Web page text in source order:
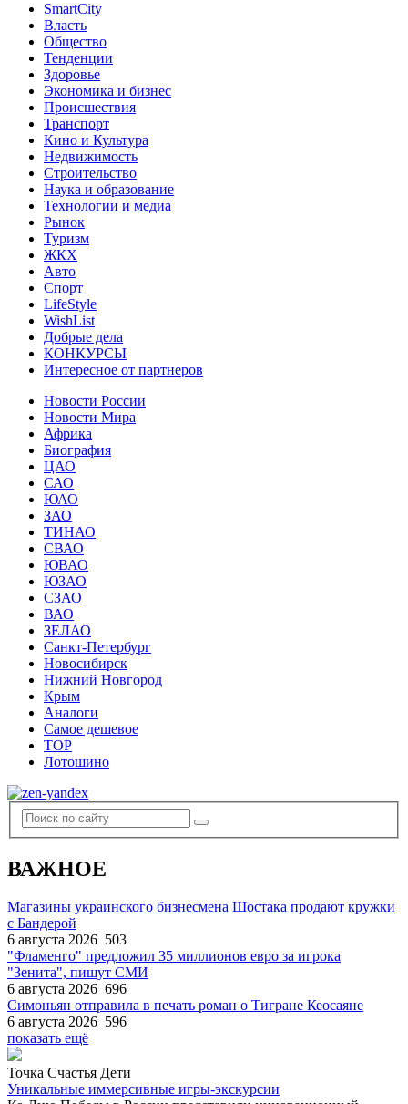
SmartCity
Власть
Общество
Тенденции
Здоровье
Экономика и бизнес
Происшествия
Транспорт
Кино и Культура
Недвижимость
Строительство
Наука и образование
Технологии и медиа
Рынок
Туризм
ЖКХ
Авто
Спорт
LifeStyle
WishList
Добрые дела
КОНКУРСЫ
Интересное от партнеров
Новости России
Новости Мира
Африка
Биография
ЦАО
САО
ЮАО
ЗАО
ТИНАО
СВАО
ЮВАО
ЮЗАО
СЗАО
ВАО
ЗЕЛАО
Санкт-Петербург
Новосибирск
Нижний Новгород
Крым
Аналоги
Самое дешевое
TOP
Лотошино
ВАЖНОЕ
Магазины украинского бизнесмена Шостака продают кружки
с Бандерой
6 августа 2026 503
"Фламенго" предложил 35 миллионов евро за игрока
"Зенита", пишут СМИ
6 августа 2026 696
Симоньян отправила в печать роман о Тигране Кеосаяне
6 августа 2026 596
показать ещё
Точка Счастья Дети
Уникальные иммерсивные игры-экскурсии